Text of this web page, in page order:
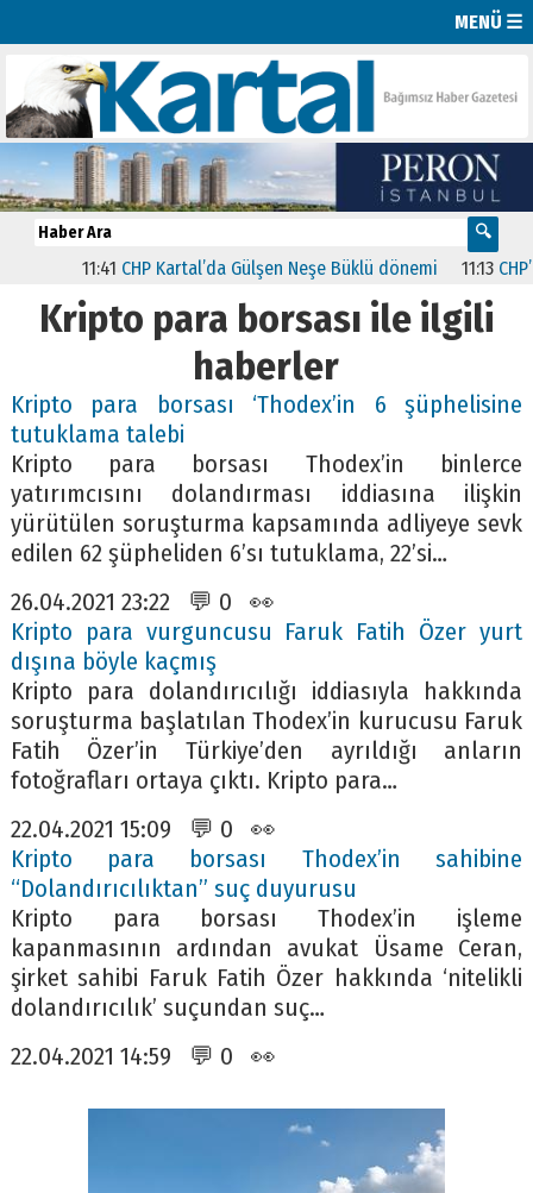
MENÜ ☰
11:41 CHP Kartal’da Gülşen Neşe Büklü dönemi 11:13
Kripto para borsası ile ilgili
haberler
Kripto para borsası ‘Thodex’in 6 şüphelisine
tutuklama talebi
Kripto para borsası Thodex’in binlerce
yatırımcısını dolandırması iddiasına ilişkin
yürütülen soruşturma kapsamında adliyeye sevk
edilen 62 şüpheliden 6’sı tutuklama, 22’si…
26.04.2021 23:22 💬 0 👀
Kripto para vurguncusu Faruk Fatih Özer yurt
dışına böyle kaçmış
Kripto para dolandırıcılığı iddiasıyla hakkında
soruşturma başlatılan Thodex’in kurucusu Faruk
Fatih Özer’in Türkiye’den ayrıldığı anların
fotoğrafları ortaya çıktı. Kripto para…
22.04.2021 15:09 💬 0 👀
Kripto para borsası Thodex’in sahibine
“Dolandırıcılıktan” suç duyurusu
Kripto para borsası Thodex’in işleme
kapanmasının ardından avukat Üsame Ceran,
şirket sahibi Faruk Fatih Özer hakkında ‘nitelikli
dolandırıcılık’ suçundan suç…
22.04.2021 14:59 💬 0 👀